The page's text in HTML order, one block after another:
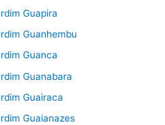
Guapira
Guanhembu
Guanca
Guanabara
Guairaca
Guaianazes